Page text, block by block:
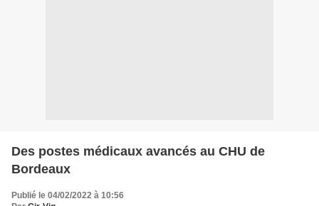
Des postes médicaux avancés au CHU de
Bordeaux
Publié le 04/02/2022 à 10:56